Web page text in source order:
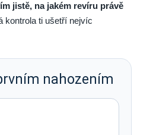
jistě, na jakém revíru právě
kontrola ti ušetří nejvíc
nahozením